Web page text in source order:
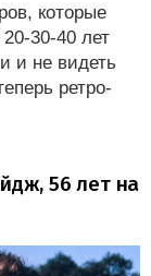
которые
30-40 лет
и не видеть
ретро-
56 лет на